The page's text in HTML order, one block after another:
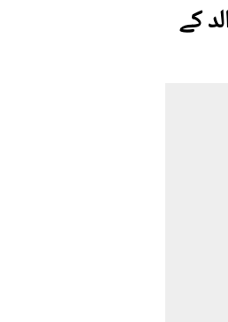
کے